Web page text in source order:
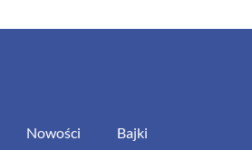
Nowości
Bajki